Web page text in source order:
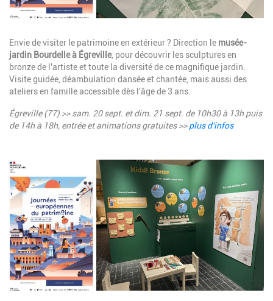
Description
Envie de visiter le patrimoine en extérieur ? Direction le musée-
jardin Bourdelle à Égreville, pour découvrir les sculptures en
bronze de l'artiste et toute la diversité de ce magnifique jardin.
Visite guidée, déambulation dansée et chantée, mais aussi des
ateliers en famille accessible dès l'âge de 3 ans.
Égreville (77) >> sam. 20 sept. et dim. 21 sept. de 10h30 à 13h puis
de 14h à 18h, entrée et animations gratuites >>plus d'infos
Image